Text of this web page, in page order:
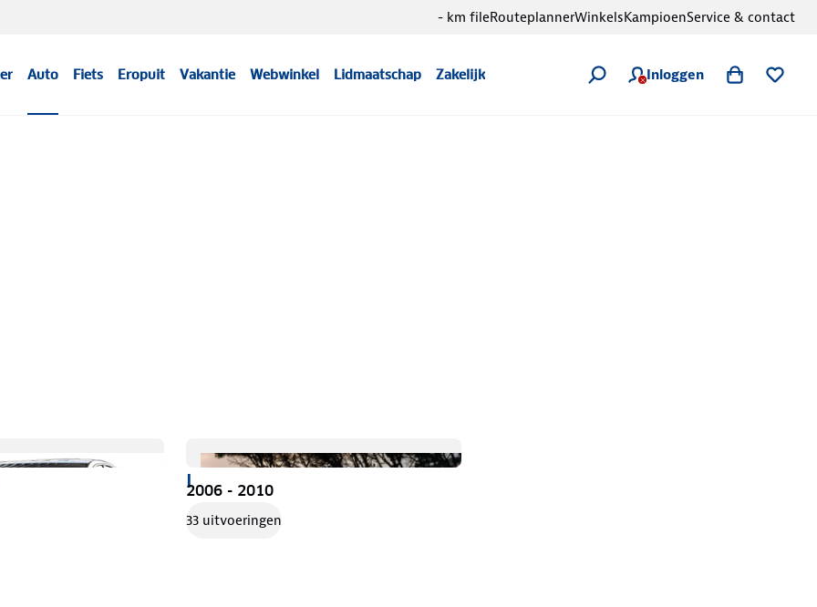
Auto Fiets Eropuit Vakantie Webwinkel Lidmaatschap Zakelijk Inloggen
- km fileRouteplannerWinkelsKampioenService & contact
I
2006 - 2010
33 uitvoeringen